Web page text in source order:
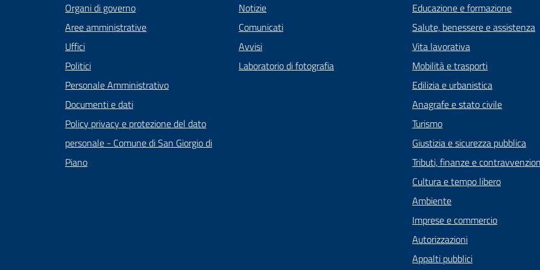
Organi di governo
Aree amministrative
Uffici
Politici
Personale Amministrativo
Documenti e dati
Policy privacy e protezione del dato
personale - Comune di San Giorgio di
Piano
Notizie
Comunicati
Avvisi
Laboratorio di fotografia
Educazione e formazione
Salute, benessere e assistenza
Vita lavorativa
Mobilità e trasporti
Edilizia e urbanistica
Anagrafe e stato civile
Turismo
Giustizia e sicurezza pubblica
Tributi, finanze e
Cultura e tempo libero
Ambiente
Imprese e commercio
Autorizzazioni
Appalti pubblici